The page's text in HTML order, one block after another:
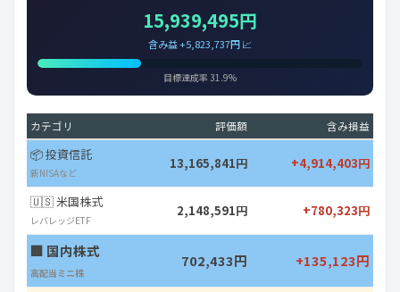
15,939,495円
含み益 +5,823,737円 📈
目標達成率 31.9%
カテゴリ 評価額 含み損益
📦 投資信託
新NISAなど
13,165,841円 +4,914,403円
🇺🇸 米国株式
レバレッジETF
2,148,591円 +780,323円
🏢 国内株式
高配当ミニ株
702,433円 +135,123円